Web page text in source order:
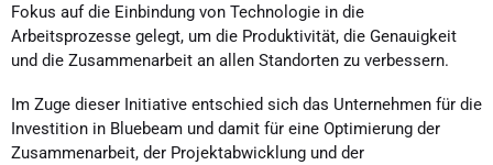
Fokus auf die Einbindung von Technologie in die
Arbeitsprozesse gelegt, um die Produktivität, die Genauigkeit
und die Zusammenarbeit an allen Standorten zu verbessern.
Im Zuge dieser Initiative entschied sich das Unternehmen für die
Investition in Bluebeam und damit für eine Optimierung der
Zusammenarbeit, der Projektabwicklung und der